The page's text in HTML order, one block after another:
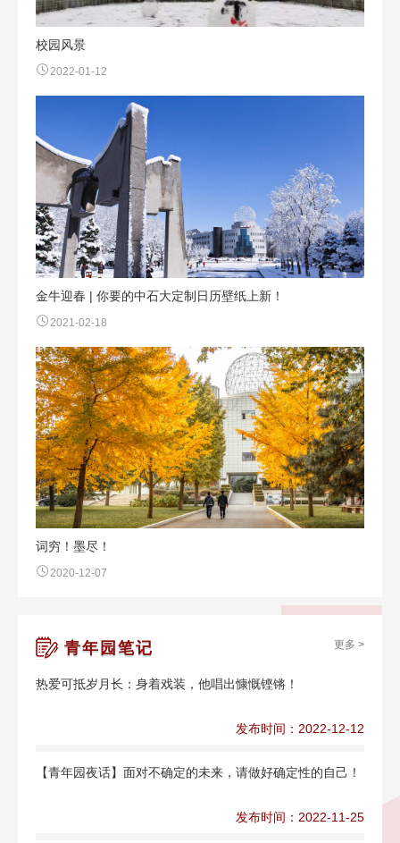
校园风景
2022-01-12
金牛迎春 | 你要的中石大定制日历壁纸上新！
2021-02-18
词穷！墨尽！
2020-12-07
更多 >
青年园笔记
热爱可抵岁月长：身着戏装，他唱出慷慨铿锵！
发布时间：2022-12-12
【青年园夜话】面对不确定的未来，请做好确定性的自己！
发布时间：2022-11-25